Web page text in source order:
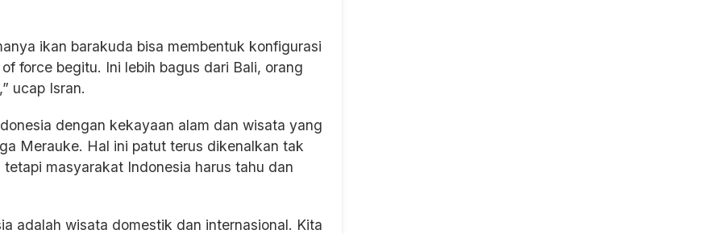
ikan barakuda bisa membentuk konfigurasi
force begitu. Ini lebih bagus dari Bali, orang
ucap Isran.
dengan kekayaan alam dan wisata yang
Merauke. Hal ini patut terus dikenalkan tak
masyarakat Indonesia harus tahu dan
adalah wisata domestik dan internasional. Kita